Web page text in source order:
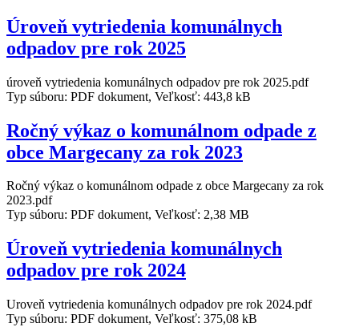
Úroveň vytriedenia komunálnych
odpadov pre rok 2025
úroveň vytriedenia komunálnych odpadov pre rok 2025.pdf
Typ súboru: PDF dokument, Veľkosť: 443,8 kB
Ročný výkaz o komunálnom odpade z
obce Margecany za rok 2023
Ročný výkaz o komunálnom odpade z obce Margecany za rok
2023.pdf
Typ súboru: PDF dokument, Veľkosť: 2,38 MB
Úroveň vytriedenia komunálnych
odpadov pre rok 2024
Uroveň vytriedenia komunálnych odpadov pre rok 2024.pdf
Typ súboru: PDF dokument, Veľkosť: 375,08 kB